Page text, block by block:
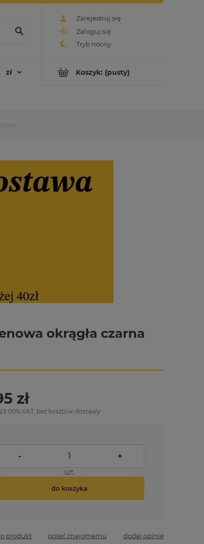
Zarejestruj się
Zaloguj się
Koszyk: (pusty)
okrągła czarna
zł
VAT, bez kosztów dostawy
- +
szt.
do koszyka
produkt poleć znajomemu
dodaj opinię